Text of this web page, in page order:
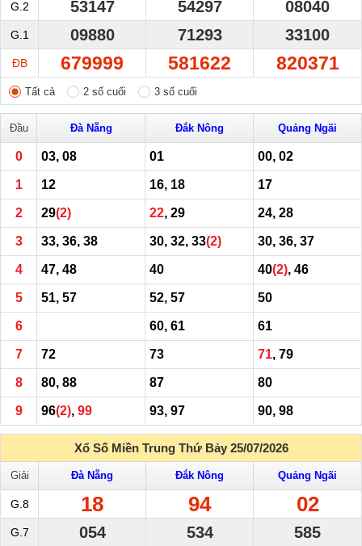
G.2 53147 54297 08040
G.1 09880 71293 33100
ĐB 679999 581622 820371
Tất cả 2 số cuối 3 số cuối
Đầu Đà Nẵng Đắk Nông Quảng Ngãi
0 03, 08 01 00, 02
1 12 16, 18 17
2 29(2) 22, 29 24, 28
3 33, 36, 38 30, 32, 33(2) 30, 36, 37
4 47, 48 40 40(2), 46
5 51, 57 52, 57 50
6 60, 61 61
7 72 73 71, 79
8 80, 88 87 80
9 96(2), 99 93, 97 90, 98
Xổ Số Miền Trung Thứ Bảy 25/07/2026
Giải Đà Nẵng Đắk Nông Quảng Ngãi
G.8 18 94 02
G.7 054 534 585